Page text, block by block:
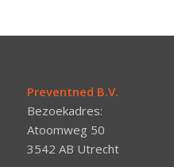
Preventned B.V.
Bezoekadres:
Atoomweg 50
3542 AB Utrecht